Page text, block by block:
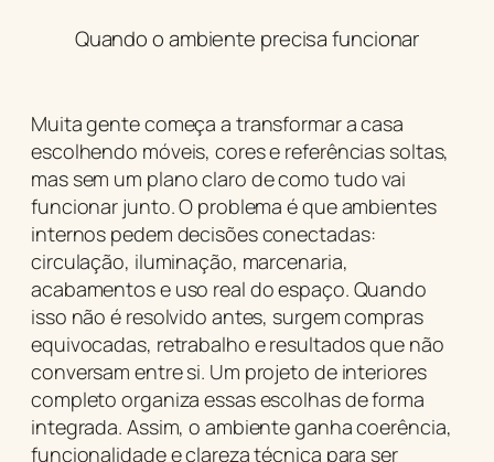
Quando o ambiente precisa funcionar
Muita gente começa a transformar a casa
escolhendo móveis, cores e referências soltas,
mas sem um plano claro de como tudo vai
funcionar junto. O problema é que ambientes
internos pedem decisões conectadas:
circulação, iluminação, marcenaria,
acabamentos e uso real do espaço. Quando
isso não é resolvido antes, surgem compras
equivocadas, retrabalho e resultados que não
conversam entre si. Um projeto de interiores
completo organiza essas escolhas de forma
integrada. Assim, o ambiente ganha coerência,
funcionalidade e clareza técnica para ser